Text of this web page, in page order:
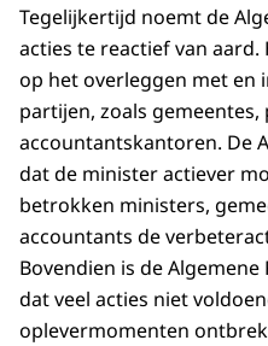
Tegelijkertijd noemt de
acties te reactief van
op het overleggen met en
partijen, zoals gemeentes,
accountantskantoren. De
dat de minister actiever
betrokken ministers,
accountants de
Bovendien is de
dat veel acties niet
oplevermomenten